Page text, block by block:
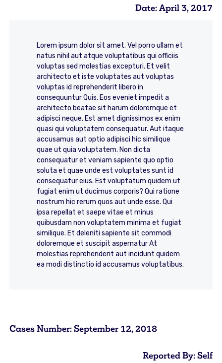
Date: April 3, 2017
Lorem ipsum dolor sit amet. Vel porro ullam et
natus nihil aut atque voluptatibus qui officiis
voluptas sed molestias excepturi. Et velit
architecto et iste voluptates aut voluptas
voluptas id reprehenderit libero in
consequuntur Quis. Eos eveniet impedit a
architecto beatae sit harum doloremque et
adipisci neque. Est amet dignissimos ex enim
quasi qui voluptatem consequatur. Aut itaque
accusamus aut optio adipisci hic similique
quae ut quia voluptatem. Non dicta
consequatur et veniam sapiente quo optio
soluta et quae unde est voluptates sunt id
consequatur eius. Est voluptatum quidem ut
fugiat enim ut ducimus corporis? Qui ratione
nostrum hic rerum quos aut unde esse. Qui
ipsa repellat et saepe vitae et minus
quibusdam non voluptatem minima et fugiat
similique. Et deleniti sapiente sit commodi
doloremque et suscipit aspernatur At
molestias reprehenderit aut incidunt quidem
ea modi distinctio id accusamus voluptatibus.
Cases Number: September 12, 2018
Reported By: Self